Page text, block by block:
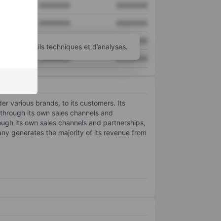
XXXXXXX XXXXXXX
outils techniques et d’analyses.
various brands, to its customers. Its
its own sales channels and
its own sales channels and partnerships,
generates the majority of its revenue from